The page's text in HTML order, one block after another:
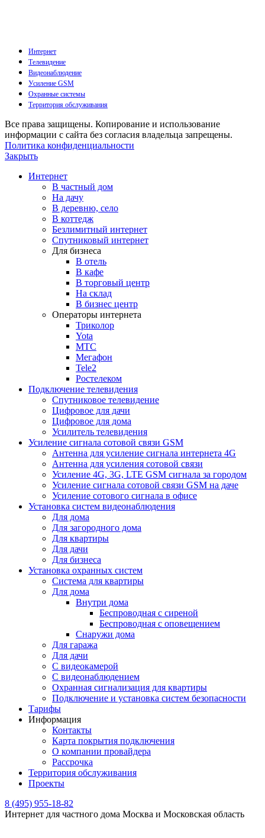
Интернет
Телевидение
Видеонаблюдение
Усиление GSM
Охранные системы
Территория обслуживания
Все права защищены. Копирование и использование
информации с сайта без согласия владельца запрещены.
Политика конфиденциальности
Закрыть
Интернет
В частный дом
На дачу
В деревню, село
В коттедж
Безлимитный интернет
Спутниковый интернет
Для бизнеса
В отель
В кафе
В торговый центр
На склад
В бизнес центр
Операторы интернета
Триколор
Yota
МТС
Мегафон
Tele2
Ростелеком
Подключение телевидения
Спутниковое телевидение
Цифровое для дачи
Цифровое для дома
Усилитель телевидения
Усиление сигнала сотовой связи GSM
Антенна для усиление сигнала интернета 4G
Антенна для усиления сотовой связи
Усиление 4G, 3G, LTE GSM сигнала за городом
Усиление сигнала сотовой связи GSM на даче
Усиление сотового сигнала в офисе
Установка систем видеонаблюдения
Для дома
Для загородного дома
Для квартиры
Для дачи
Для бизнеса
Установка охранных систем
Система для квартиры
Для дома
Внутри дома
Беспроводная с сиреной
Беспроводная с оповещением
Снаружи дома
Для гаража
Для дачи
С видеокамерой
С видеонаблюдением
Охранная сигнализация для квартиры
Подключение и установка систем безопасности
Тарифы
Информация
Контакты
Карта покрытия подключения
О компании провайдера
Рассрочка
Территория обслуживания
Проекты
8 (495) 955-18-82
Интернет для частного дома Москва и Московская область